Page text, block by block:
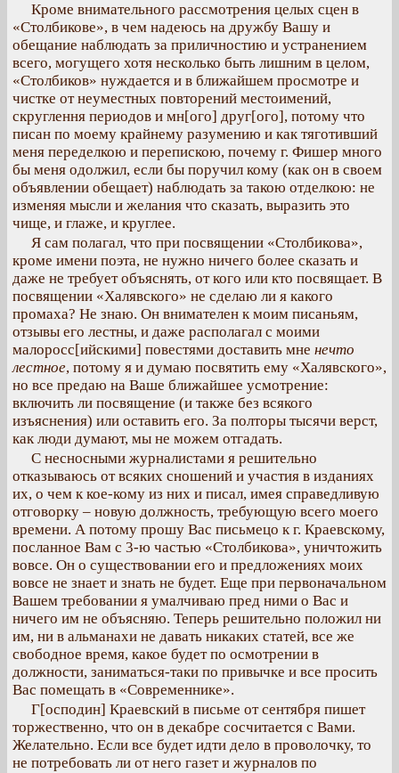
Кроме внимательного рассмотрения целых сцен в
«Столбикове», в чем надеюсь на дружбу Вашу и
обещание наблюдать за приличностию и устранением
всего, могущего хотя несколько быть лишним в целом,
«Столбиков» нуждается и в ближайшем просмотре и
чистке от неуместных повторений местоимений,
скруглення периодов и мн[ого] друг[ого], потому что
писан по моему крайнему разумению и как тяготивший
меня переделкою и перепискою, почему г. Фишер много
бы меня одолжил, если бы поручил кому (как он в своем
объявлении обещает) наблюдать за такою отделкою: не
изменяя мысли и желания что сказать, выразить это
чище, и глаже, и круглее.
Я сам полагал, что при посвящении «Столбикова»,
кроме имени поэта, не нужно ничего более сказать и
даже не требует объяснять, от кого или кто посвящает. В
посвящении «Халявского» не сделаю ли я какого
промаха? Не знаю. Он внимателен к моим писаньям,
отзывы его лестны, и даже располагал с моими
малоросс[ийскими] повестями доставить мне нечто
лестное, потому я и думаю посвятить ему «Халявского»,
но все предаю на Ваше ближайшее усмотрение:
включить ли посвящение (и также без всякого
изъяснения) или оставить его. За полторы тысячи верст,
как люди думают, мы не можем отгадать.
С несносными журналистами я решительно
отказываюсь от всяких сношений и участия в изданиях
их, о чем к кое-кому из них и писал, имея справедливую
отговорку – новую должность, требующую всего моего
времени. А потому прошу Вас письмецо к г. Краевскому,
посланное Вам с 3-ю частью «Столбикова», уничтожить
вовсе. Он о существовании его и предложениях моих
вовсе не знает и знать не будет. Еще при первоначальном
Вашем требовании я умалчиваю пред ними о Вас и
ничего им не объясняю. Теперь решительно положил ни
им, ни в альманахи не давать никаких статей, все же
свободное время, какое будет по осмотрении в
должности, заниматься-таки по привычке и все просить
Вас помещать в «Современнике».
Г[осподин] Краевский в письме от сентября пишет
торжественно, что он в декабре сосчитается с Вами.
Желательно. Если все будет идти дело в проволочку, то
не потребовать ли от него газет и журналов по